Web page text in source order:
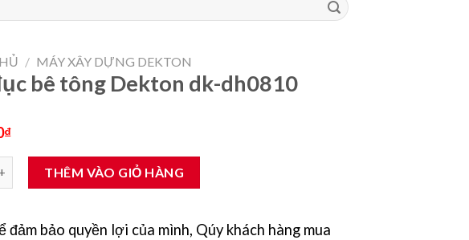
/ MÁY XÂY DỰNG DEKTON
bê tông Dekton dk-dh0810
₫
tông Dekton dk-dh0810 số lượng
THÊM VÀO GIỎ HÀNG
đảm bảo quyền lợi của mình, Qúy khách hàng mua